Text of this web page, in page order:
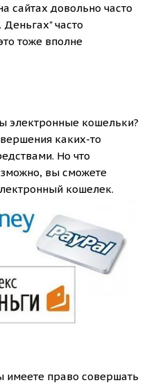
сайтах довольно часто
часто
тоже вполне
электронные кошельки?
каких-то
Но что
вы сможете
кошелек.
право совершать